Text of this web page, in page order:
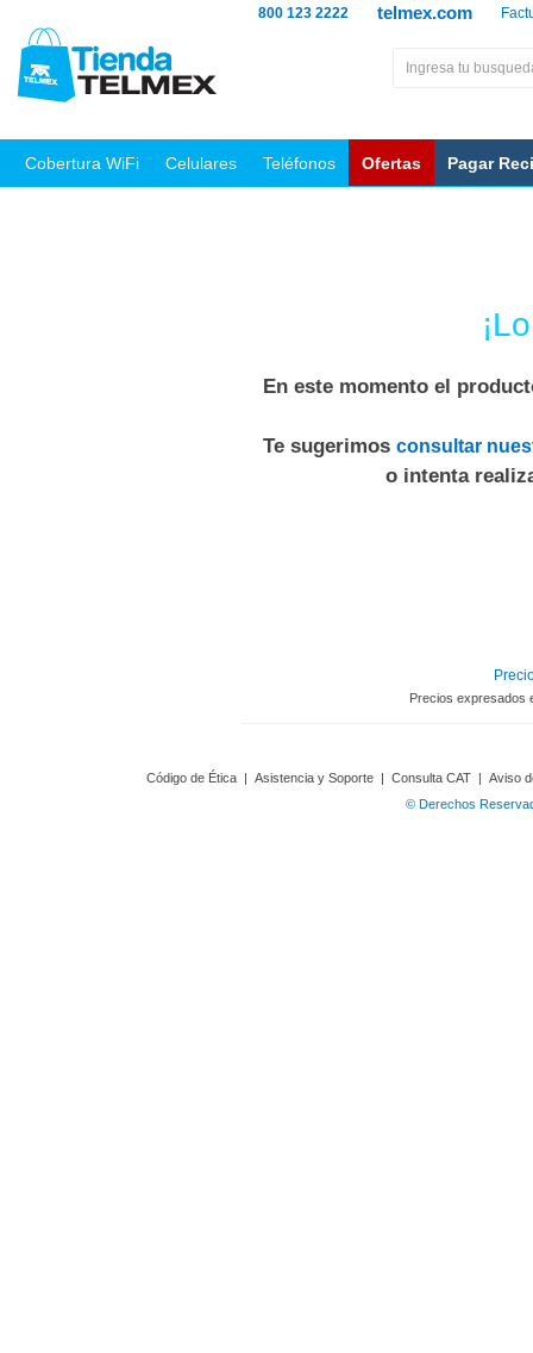
telmex.com
800 123 2222
Cobertura WiFi Celulares Teléfonos Ofertas Pagar
En este momento el
Te sugerimos consultar
o intenta
Precios expresados
Código de Ética | Asistencia y Soporte | Consulta CAT | Aviso
© Derechos